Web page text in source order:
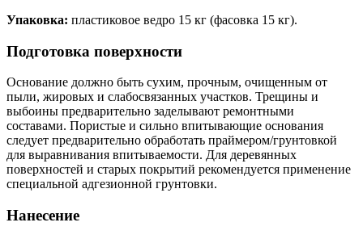
Упаковка: пластиковое ведро 15 кг (фасовка 15 кг).
Подготовка поверхности
Основание должно быть сухим, прочным, очищенным от
пыли, жировых и слабосвязанных участков. Трещины и
выбоины предварительно заделывают ремонтными
составами. Пористые и сильно впитывающие основания
следует предварительно обработать праймером/грунтовкой
для выравнивания впитываемости. Для деревянных
поверхностей и старых покрытий рекомендуется применение
специальной адгезионной грунтовки.
Нанесение